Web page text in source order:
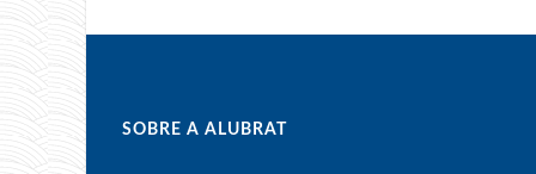
SOBRE A ALUBRAT